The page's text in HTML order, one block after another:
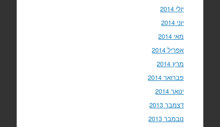
יולי 2014
יוני 2014
מאי 2014
אפריל 2014
מרץ 2014
פברואר 2014
ינואר 2014
דצמבר 2013
נובמבר 2013